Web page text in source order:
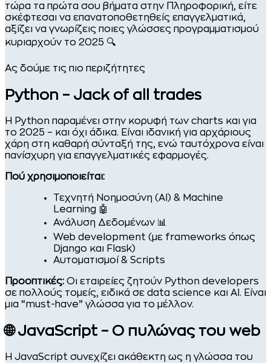
τώρα τα πρώτα σου βήματα στην Πληροφορική, είτε
σκέφτεσαι να επανατοποθετηθείς επαγγελματικά,
αξίζει να γνωρίζεις ποιες γλώσσες προγραμματισμού
κυριαρχούν το 2025 🔍
Ας δούμε τις πιο περιζήτητες
Python – Jack of all trades
Η Python παραμένει στην κορυφή των charts και για
το 2025 – και όχι άδικα. Είναι ιδανική για αρχάριους
χάρη στη καθαρή σύνταξή της, ενώ ταυτόχρονα είναι
πανίσχυρη για επαγγελματικές εφαρμογές.
Πού χρησιμοποιείται:
Τεχνητή Νοημοσύνη (AI) & Machine
Learning 🤖
Ανάλυση Δεδομένων 📊
Web development (με frameworks όπως
Django και Flask)
Αυτοματισμοί & Scripts
Προοπτικές: Οι εταιρείες ζητούν Python developers
σε πολλούς τομείς, ειδικά σε data science και AI. Είναι
μια “must-have” γλώσσα για το μέλλον.
🌐 JavaScript – Ο πυλώνας του web
Η JavaScript συνεχίζει ακάθεκτη ως η γλώσσα του